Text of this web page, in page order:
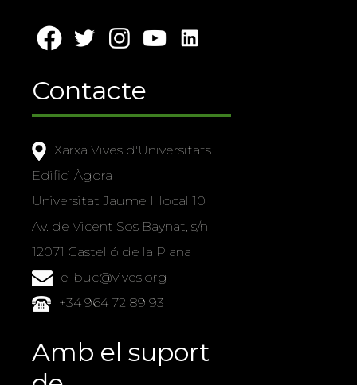
Contacte
Xarxa Vives d'Universitats
Edifici Àgora
Universitat Jaume I, local 10
Av. de Vicent Sos Baynat, s/n
12071 Castelló de la Plana
e-buc@vives.org
+34 964 72 89 93
Amb el suport